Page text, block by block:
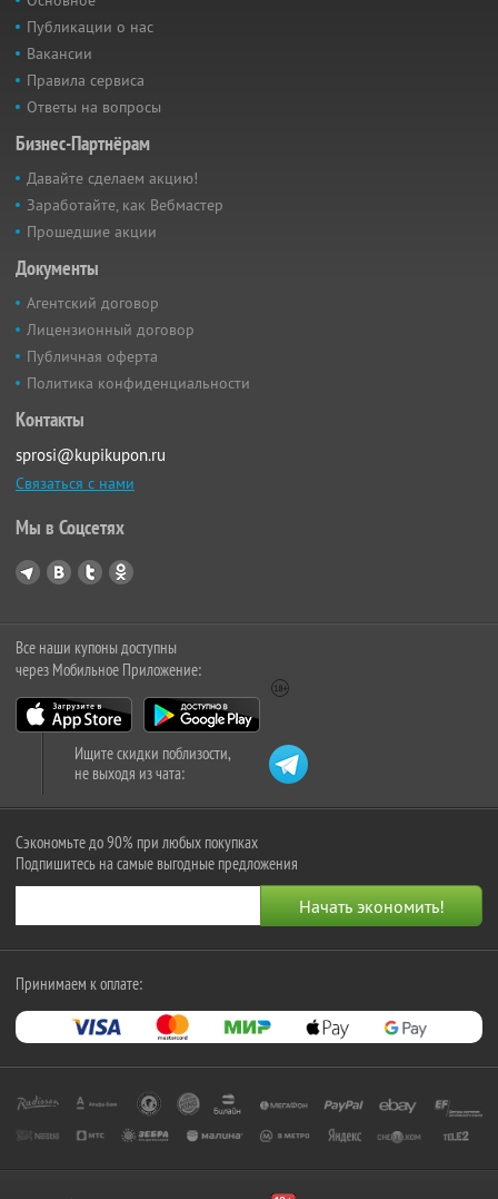
Публикации о нас
Вакансии
Правила сервиса
Ответы на вопросы
Бизнес-Партнёрам
Давайте сделаем акцию!
Заработайте, как Вебмастер
Прошедшие акции
Документы
Агентский договор
Лицензионный договор
Публичная оферта
Политика конфиденциальности
Контакты
sprosi@kupikupon.ru
Связаться с нами
Мы в Соцсетях
Все наши купоны доступны
через Мобильное Приложение:
Ищите скидки поблизости,
не выходя из чата:
Сэкономьте до 90% при любых покупках
Подпишитесь на самые выгодные предложения
Принимаем к оплате: